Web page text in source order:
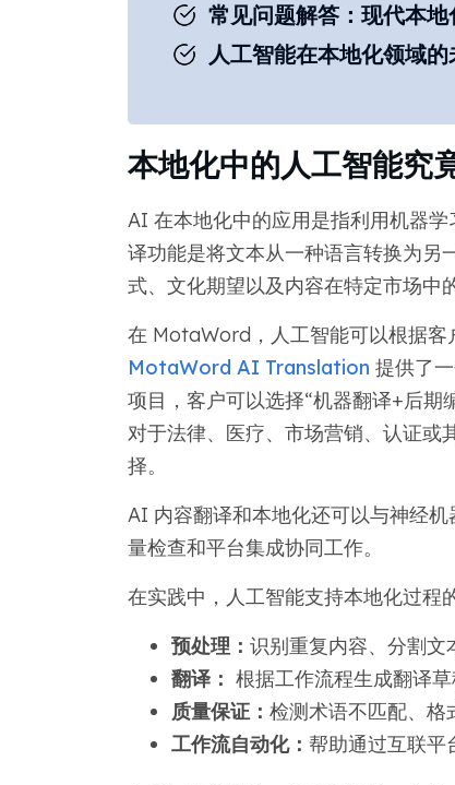
常见问题解答：现代本
人工智能在本地化领域
本地化中的人工智能究
AI 在本地化中的应用是指利用机器
译功能是将文本从一种语言转换为另
式、文化期望以及内容在特定市场中
在 MotaWord，人工智能可以根据客
MotaWord AI Translation 提供了
项目，客户可以选择“机器翻译+后期
对于法律、医疗、市场营销、认证或
择。
AI 内容翻译和本地化还可以与神经
量检查和平台集成协同工作。
在实践中，人工智能支持本地化过程
预处理： 识别重复内容、分割文
翻译： 根据工作流程生成翻译草
质量保证： 检测术语不匹配、格
工作流自动化： 帮助通过互联平